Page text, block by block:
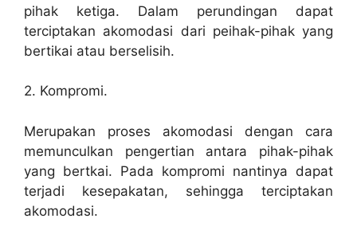
pihak ketiga. Dalam perundingan dapat
terciptakan akomodasi dari peihak-pihak yang
bertikai atau berselisih.
2. Kompromi.
Merupakan proses akomodasi dengan cara
memunculkan pengertian antara pihak-pihak
yang bertkai. Pada kompromi nantinya dapat
terjadi kesepakatan, sehingga terciptakan
akomodasi.